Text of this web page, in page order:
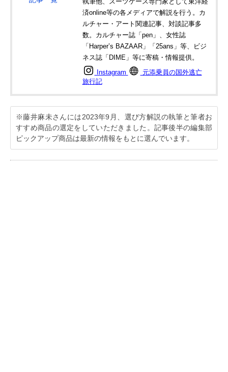
済online等の各メディアで解説を行う。カ
ルチャー・アート関連記事、対談記事多
数。カルチャー誌「pen」、女性誌
「Harper’s BAZAAR」「25ans」等、ビジ
ネス誌「DIME」等に寄稿・情報提供。
Instagram
元添乗員の国外逃亡
旅行記
※藤井麻未さんには2023年9月、選び方解説の執筆と筆者お
すすめ商品の選定をしていただきました。記事後半の編集部
ピックアップ商品は最新の情報をもとに選んでいます。